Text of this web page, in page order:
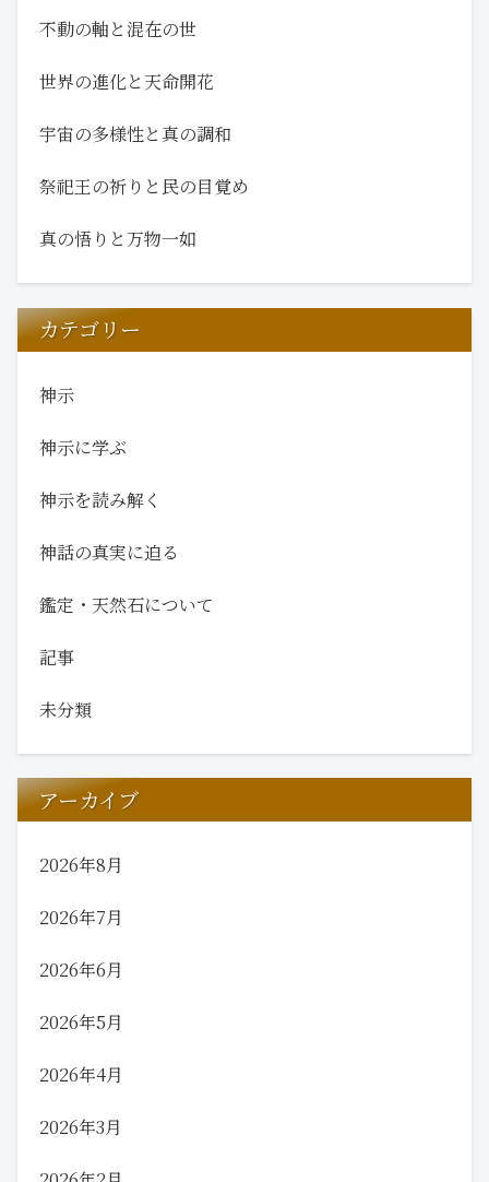
不動の軸と混在の世
世界の進化と天命開花
宇宙の多様性と真の調和
祭祀王の祈りと民の目覚め
真の悟りと万物一如
カテゴリー
神示
神示に学ぶ
神示を読み解く
神話の真実に迫る
鑑定・天然石について
記事
未分類
アーカイブ
2026年8月
2026年7月
2026年6月
2026年5月
2026年4月
2026年3月